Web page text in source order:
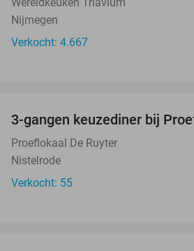
Nijmegen
Verkocht: 4.667
3-gangen keuzediner bij
Proeflokaal De Ruyter
Nistelrode
Verkocht: 55